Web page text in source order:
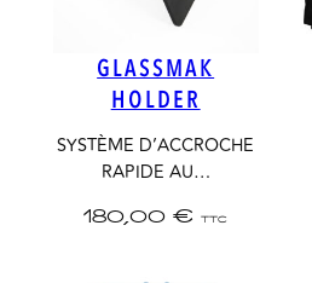
GLASSMAK
HOLDER
SYSTÈME D’ACCROCHE
RAPIDE AU…
180,00€ TTC